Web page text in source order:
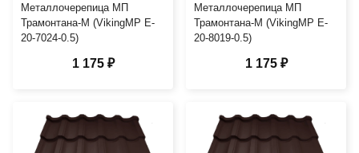
Металлочерепица МП
Трамонтана-M (VikingMP E-
20-7024-0.5)
1 175 ₽
Металлочерепица МП
Трамонтана-M (VikingMP E-
20-8019-0.5)
1 175 ₽